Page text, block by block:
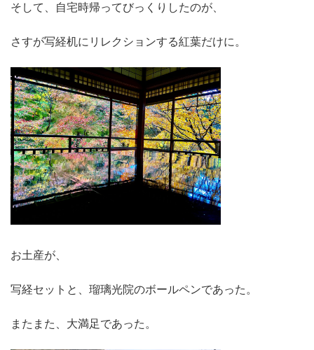
そして、自宅時帰ってびっくりしたのが、
さすが写経机にリレクションする紅葉だけに。
お土産が、
写経セットと、瑠璃光院のボールペンであった。
またまた、大満足であった。